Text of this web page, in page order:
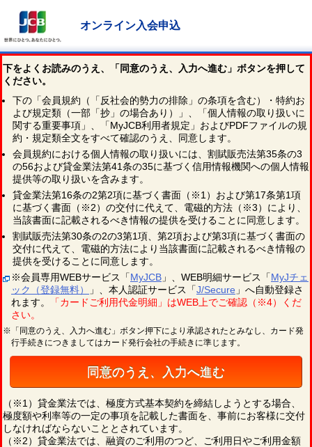
オンライン入会申込
下をよくお読みのうえ、「同意のうえ、入力へ進む」ボタンを押して
ください。
下の「会員規約（「反社会的勢力の排除」の条項を含む）・特約お
よび規定類（一部「抄」の場合あり）」、「個人情報の取り扱いに
関する重要事項」、「MyJCB利用者規定」およびPDFファイルの規
約・規定類全文をすべて確認のうえ、同意します。
会員規約における個人情報の取り扱いには、割賦販売法第35条の3
の56および貸金業法第41条の35に基づく信用情報機関への個人情報
提供等の取り扱いを含みます。
貸金業法第16条の2第2項に基づく書面（※1）および第17条第1項
に基づく書面（※2）の交付に代えて、電磁的方法（※3）により、
当該書面に記載されるべき情報の提供を受けることに同意します。
割賦販売法第30条の2の3第1項、第2項および第3項に基づく書面の
交付に代えて、電磁的方法により当該書面に記載されるべき情報の
提供を受けることに同意します。
※会員専用WEBサービス「MyJCB 」、WEB明細サービス「MyJチェ
ック（登録無料）
」、本人認証サービス「J/Secure 」へ自動登録さ
れます。
「カードご利用代金明細」はWEB上でご確認（※4）くだ
さい。
※「同意のうえ、入力へ進む」ボタン押下により承認されたとみなし、カード発
行手続きにつきましてはカード発行会社の手続きに準じます。
同意のうえ、入力へ進む
（※1）貸金業法では、極度方式基本契約を締結しようとする場合、
極度額や利率等の一定の事項を記載した書面を、事前にお客様に交付
しなければならないこととされています。
（※2）貸金業法では、融資のご利用のつど、ご利用日やご利用金額